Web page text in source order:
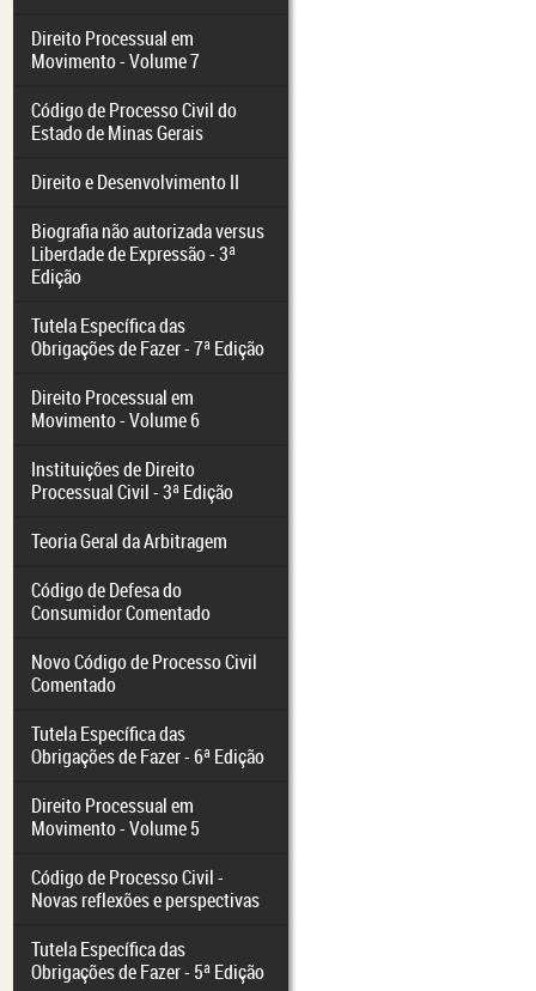
Direito Processual em
Movimento - Volume 7
Código de Processo Civil do
Estado de Minas Gerais
Direito e Desenvolvimento II
Biografia não autorizada versus
Liberdade de Expressão - 3ª
Edição
Tutela Específica das
Obrigações de Fazer - 7ª Edição
Direito Processual em
Movimento - Volume 6
Instituições de Direito
Processual Civil - 3ª Edição
Teoria Geral da Arbitragem
Código de Defesa do
Consumidor Comentado
Novo Código de Processo Civil
Comentado
Tutela Específica das
Obrigações de Fazer - 6ª Edição
Direito Processual em
Movimento - Volume 5
Código de Processo Civil -
Novas reflexões e perspectivas
Tutela Específica das
Obrigações de Fazer - 5ª Edição